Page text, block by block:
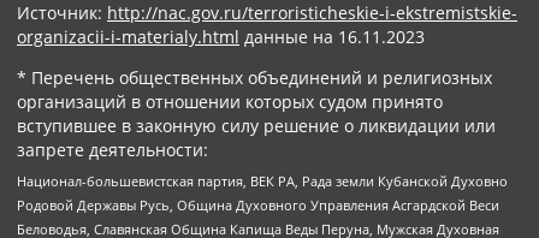
Источник: http://nac.gov.ru/terroristicheskie-i-ekstremistskie-
organizacii-i-materialy.html данные на 16.11.2023
* Перечень общественных объединений и религиозных
организаций в отношении которых судом принято
вступившее в законную силу решение о ликвидации или
запрете деятельности:
Национал-большевистская партия, ВЕК РА, Рада земли Кубанской Духовно
Родовой Державы Русь, Община Духовного Управления Асгардской Веси
Беловодья, Славянская Община Капища Веды Перуна, Мужская Духовная